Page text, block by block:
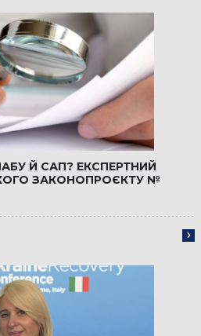
Й САП? ЕКСПЕРТНИЙ
ЗАКОНОПРОЄКТУ №